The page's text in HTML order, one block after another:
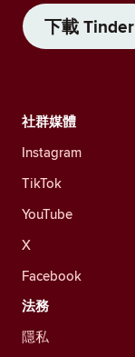
下載 Tinder
社群媒體
Instagram
TikTok
YouTube
X
Facebook
法務
隱私